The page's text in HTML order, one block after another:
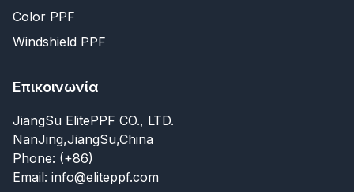
Color PPF
Windshield PPF
Επικοινωνία
JiangSu ElitePPF CO., LTD.
NanJing,JiangSu,China
Phone: (+86)
Email: info@eliteppf.com